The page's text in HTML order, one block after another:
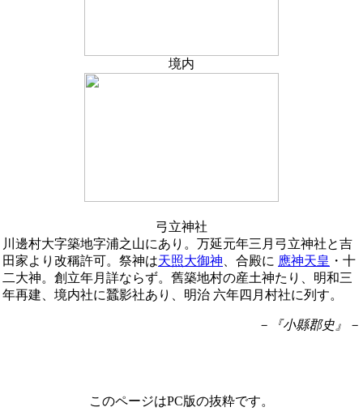
境内
弓立神社
川邊村大字築地字浦之山にあり。万延元年三月弓立神社と吉
田家より改稱許可。祭神は天照大御神 、合殿に 應神天皇 ・十
二大神。創立年月詳ならず。舊築地村の産土神たり、明和三
年再建、境内社に蠶影社あり、明治 六年四月村社に列す。
－『小縣郡史』－
このページはPC版の抜粋です。